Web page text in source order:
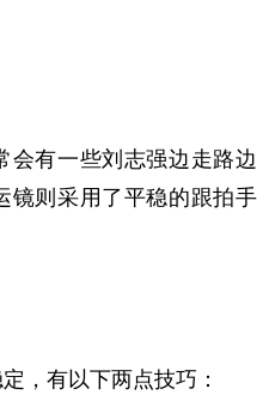
有一些刘志强边走路边
镜则采用了平稳的跟拍手
有以下两点技巧：